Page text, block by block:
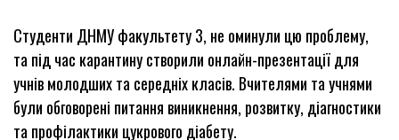
Студенти ДНМУ факультету 3, не оминули цю проблему,
та під час карантину створили онлайн-презентації для
учнів молодших та середніх класів. Вчителями та учнями
були обговорені питання виникнення, розвитку, діагностики
та профілактики цукрового діабету.